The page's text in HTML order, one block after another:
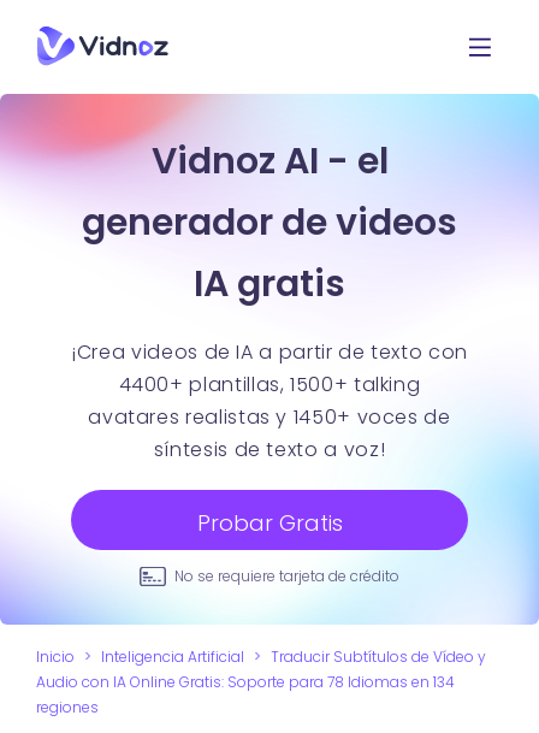
Vidnoz AI - el
generador de videos
IA gratis
¡Crea videos de IA a partir de texto con
4400+ plantillas, 1500+ talking
avatares realistas y 1450+ voces de
síntesis de texto a voz!
Probar Gratis
No se requiere tarjeta de crédito
Inicio > Inteligencia Artificial > Traducir Subtítulos de Vídeo y
Audio con IA Online Gratis: Soporte para 78 Idiomas en 134
regiones